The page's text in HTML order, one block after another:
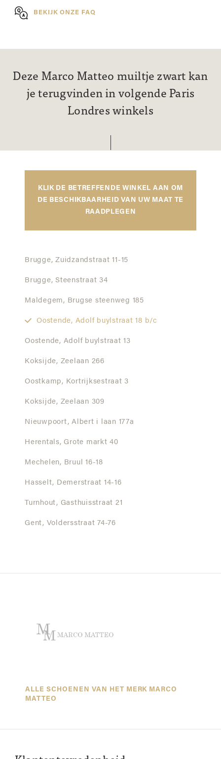
BEKIJK ONZE FAQ
Deze Marco Matteo muiltje zwart kan
je terugvinden in volgende Paris
Londres winkels
KLIK DE BETREFFENDE WINKEL AAN OM
DE BESCHIKBAARHEID VAN UW MAAT TE
RAADPLEGEN
Brugge, Zuidzandstraat 11-15
Brugge, Steenstraat 34
Maldegem, Brugse steenweg 185
Oostende, Adolf buylstraat 18 b/c
Oostende, Adolf buylstraat 13
Koksijde, Zeelaan 266
Oostkamp, Kortrijksestraat 3
Koksijde, Zeelaan 309
Nieuwpoort, Albert i laan 177a
Herentals, Grote markt 40
Mechelen, Bruul 16-18
Hasselt, Demerstraat 14-16
Turnhout, Gasthuisstraat 21
Gent, Voldersstraat 74-76
ALLE SCHOENEN VAN HET MERK MARCO
MATTEO